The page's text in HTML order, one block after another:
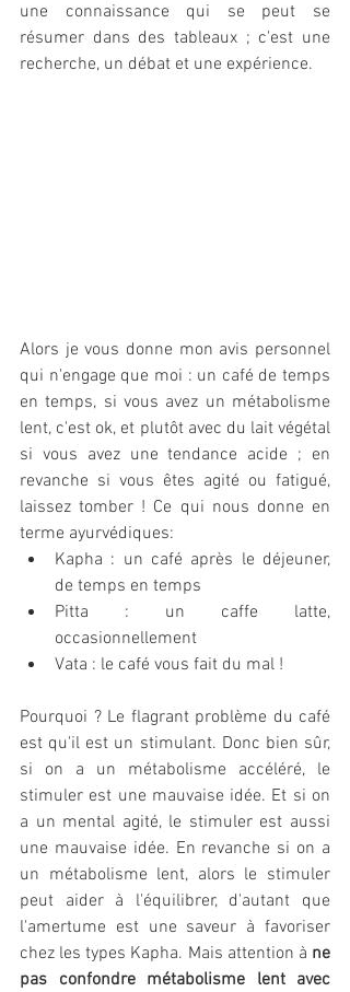
une connaissance qui se peut se
résumer dans des tableaux ; c'est une
recherche, un débat et une expérience.
Alors je vous donne mon avis personnel
qui n'engage que moi : un café de temps
en temps, si vous avez un métabolisme
lent, c'est ok, et plutôt avec du lait végétal
si vous avez une tendance acide ; en
revanche si vous êtes agité ou fatigué,
laissez tomber ! Ce qui nous donne en
terme ayurvédiques:
Kapha : un café après le déjeuner,
de temps en temps
Pitta : un caffe latte,
occasionnellement
Vata : le café vous fait du mal !
Pourquoi ? Le flagrant problème du café
est qu'il est un stimulant. Donc bien sûr,
si on a un métabolisme accéléré, le
stimuler est une mauvaise idée. Et si on
a un mental agité, le stimuler est aussi
une mauvaise idée. En revanche si on a
un métabolisme lent, alors le stimuler
peut aider à l'équilibrer, d'autant que
l'amertume est une saveur à favoriser
chez les types Kapha. Mais attention à ne
pas confondre métabolisme lent avec